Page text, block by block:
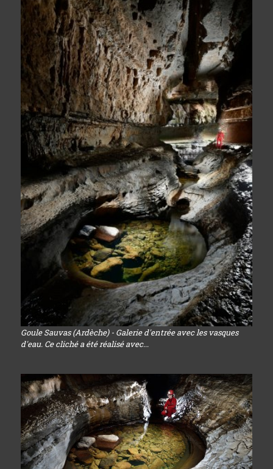
Goule Sauvas (Ardèche) - Galerie d'entrée avec les vasques
d'eau. Ce cliché a été réalisé avec...